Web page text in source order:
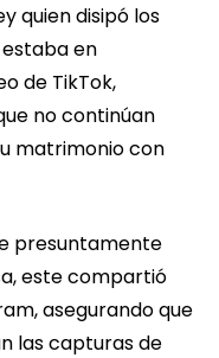
quien disipó los
en
de TikTok,
no continúan
matrimonio con
presuntamente
este compartió
asegurando que
las capturas de